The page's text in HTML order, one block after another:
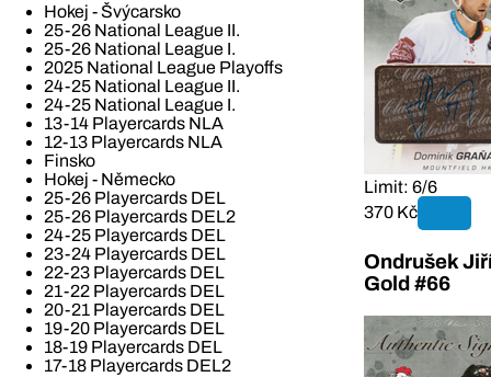
Hokej - Švýcarsko
25-26 National League II.
25-26 National League I.
2025 National League Playoffs
24-25 National League II.
24-25 National League I.
13-14 Playercards NLA
12-13 Playercards NLA
Finsko
Hokej - Německo
25-26 Playercards DEL
25-26 Playercards DEL2
24-25 Playercards DEL
23-24 Playercards DEL
22-23 Playercards DEL
21-22 Playercards DEL
20-21 Playercards DEL
19-20 Playercards DEL
18-19 Playercards DEL
17-18 Playercards DEL2
Limit: 6/6
370 Kč
Ondrušek
Gold #66